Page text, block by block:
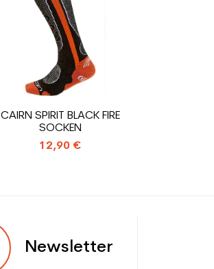
Grün
1.31
Erwachsene Freizeit
CAIRN SPIRIT BLACK FIRE
SOCKEN
12,90 €
Newsletter